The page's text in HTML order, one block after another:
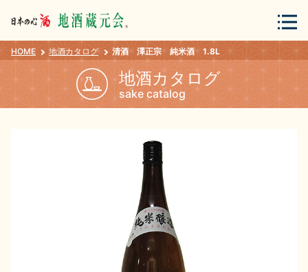
会員登録 ログイン
地酒カタログ
HOME 地酒カタログ 清酒 澤正宗 純米酒 1.8L
地酒カタログ
sake catalog